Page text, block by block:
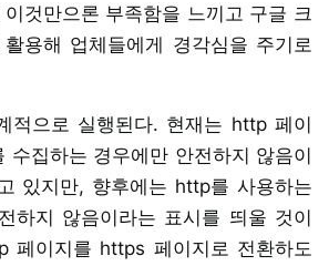
것만으론 부족함을 느끼고 구글 크
용해 업체들에게 경각심을 주기로
적으로 실행된다. 현재는 http 페이
수집하는 경우에만 안전하지 않음이
있지만, 향후에는 http를 사용하는
하지 않음이라는 표시를 띄울 것이
페이지를 https 페이지로 전환하도